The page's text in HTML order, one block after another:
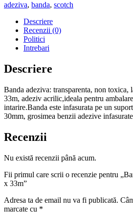
adeziva, banda, scotch
Descriere
Recenzii (0)
Politici
Intrebari
Descriere
Banda adeziva: transparenta, non toxica,
33m, adeziv acrilic,ideala pentru
intarire.Banda este infasurata pe un
30mm, grosimea benzii adezive
Recenzii
Nu există recenzii până acum.
Fii primul care scrii o recenzie pentru
x 33m”
Adresa ta de email nu va fi publicată.
marcate cu *